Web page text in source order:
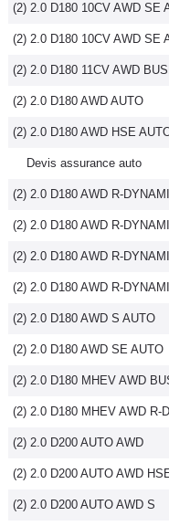
(2) 2.0 D180 10CV AWD SE
(2) 2.0 D180 10CV AWD SE
(2) 2.0 D180 11CV AWD
(2) 2.0 D180 AWD AUTO
(2) 2.0 D180 AWD HSE
Devis assurance auto
(2) 2.0 D180 AWD R-
(2) 2.0 D180 AWD R-
(2) 2.0 D180 AWD R-
(2) 2.0 D180 AWD R-
(2) 2.0 D180 AWD S AUTO
(2) 2.0 D180 AWD SE AUTO
(2) 2.0 D180 MHEV AWD
(2) 2.0 D180 MHEV AWD R-
(2) 2.0 D200 AUTO AWD
(2) 2.0 D200 AUTO AWD
(2) 2.0 D200 AUTO AWD S